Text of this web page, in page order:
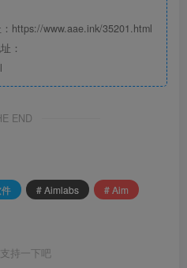
https://www.aae.ink/35201.html
：
END
# Aimlabs
# Aim
持一下吧